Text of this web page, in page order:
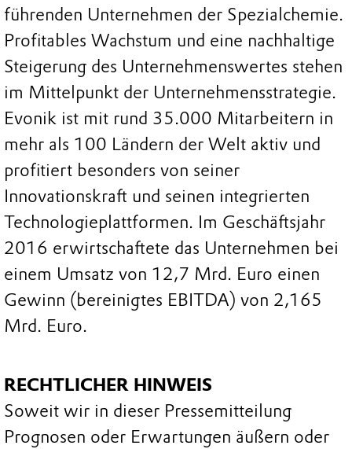
führenden Unternehmen der Spezialchemie.
Profitables Wachstum und eine nachhaltige
Steigerung des Unternehmenswertes stehen
im Mittelpunkt der Unternehmensstrategie.
Evonik ist mit rund 35.000 Mitarbeitern in
mehr als 100 Ländern der Welt aktiv und
profitiert besonders von seiner
Innovationskraft und seinen integrierten
Technologieplattformen. Im Geschäftsjahr
2016 erwirtschaftete das Unternehmen bei
einem Umsatz von 12,7 Mrd. Euro einen
Gewinn (bereinigtes EBITDA) von 2,165
Mrd. Euro.
RECHTLICHER HINWEIS
Soweit wir in dieser Pressemitteilung
Prognosen oder Erwartungen äußern oder